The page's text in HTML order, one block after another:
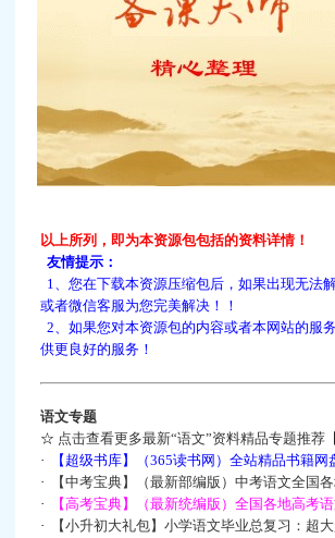
以上所列，即为本资源包包括的资料详情！
友情提示：
1、您在下载本资源压缩包后，如果出现无法
或者微信客服为您完美解决！！
2、如果您对本资源包的内容或者本网站的服
供更良好的服务！
语文专题
☆ 点击查看更多最新“语文”资料精品专题推荐
·
【超级书库】（365读书网）全站精品书籍
·
【中考宝典】（最新部编版）中考语文全国
·
【高考宝典】（最新统编版）全国各地高考
·
【小升初大礼包】小学语文毕业总复习：超